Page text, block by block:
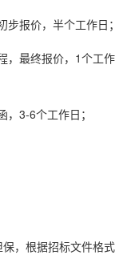
报价，半个工作日；
，最终报价，1个工作
3-6个工作日；
，根据招标文件格式